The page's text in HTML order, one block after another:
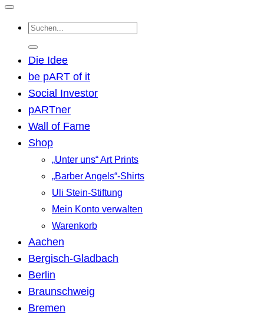
Suchen
nach:
Die Idee
be pART of it
Social Investor
pARTner
Wall of Fame
Shop
„Unter uns“ Art Prints
„Barber Angels“-Shirts
Uli Stein-Stiftung
Mein Konto verwalten
Warenkorb
Aachen
Bergisch-Gladbach
Berlin
Braunschweig
Bremen